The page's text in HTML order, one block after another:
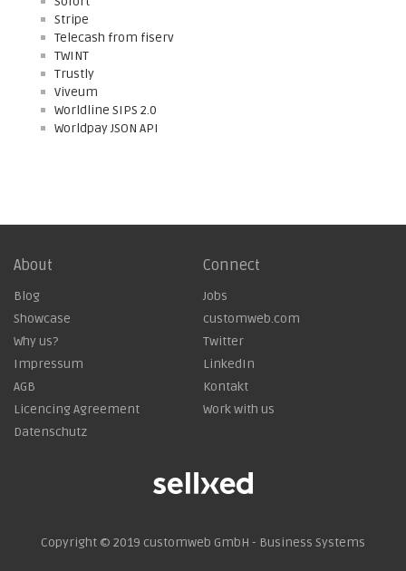
Stripe
Telecash from fiserv
TWINT
Trustly
Viveum
Worldline SIPS 2.0
Worldpay JSON API
About
Blog
Showcase
Why us?
Impressum
AGB
Licencing Agreement
Datenschutz
Connect
Jobs
customweb.com
Twitter
LinkedIn
Kontakt
Work with us
Copyright © 2019 customweb GmbH - Business Systems